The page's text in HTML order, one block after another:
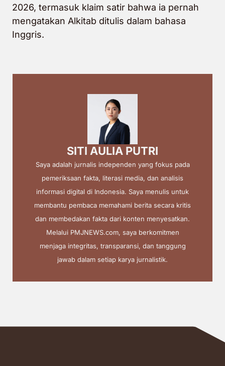
2026, termasuk klaim satir bahwa ia pernah
mengatakan Alkitab ditulis dalam bahasa
Inggris.
SITI AULIA PUTRI
Saya adalah jurnalis independen yang fokus pada
pemeriksaan fakta, literasi media, dan analisis
informasi digital di Indonesia. Saya menulis untuk
membantu pembaca memahami berita secara kritis
dan membedakan fakta dari konten menyesatkan.
Melalui PMJNEWS.com, saya berkomitmen
menjaga integritas, transparansi, dan tanggung
jawab dalam setiap karya jurnalistik.